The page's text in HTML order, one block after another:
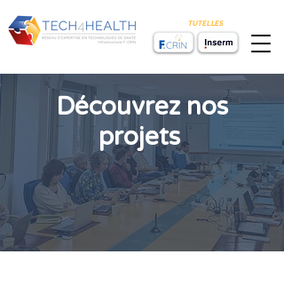
TUTELLES
Découvrez nos
projets